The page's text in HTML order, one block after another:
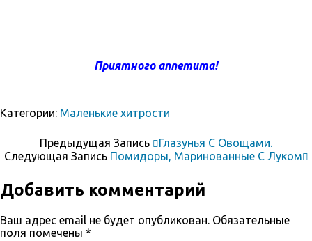
Приятного аппетита!
Категории: Маленькие хитрости
Предыдущая Запись
Глазунья С Овощами.
Следующая Запись Помидоры, Маринованные С Луком
Добавить комментарий
Ваш адрес email не будет опубликован. Обязательные
поля помечены *